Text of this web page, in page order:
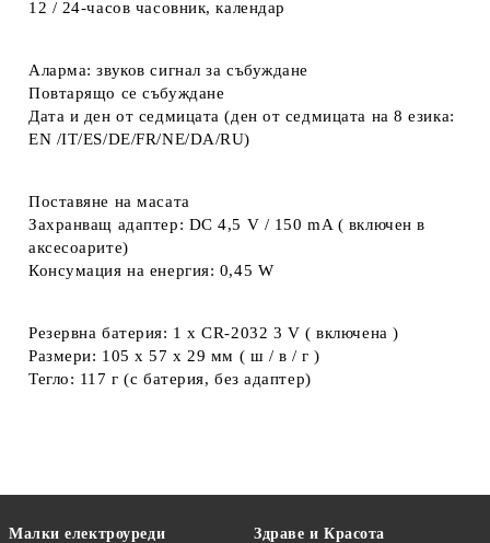
12 / 24-часов часовник, календар
Аларма: звуков сигнал за събуждане
Повтарящо се събуждане
Дата и ден от седмицата (ден от седмицата на 8 езика:
EN /IT/ES/DE/FR/NE/DA/RU)
Поставяне на масата
Захранващ адаптер: DC 4,5 V / 150 mA ( включен в
аксесоарите)
Консумация на енергия: 0,45 W
Резервна батерия: 1 x CR-2032 3 V ( включена )
Размери: 105 x 57 x 29 мм ( ш / в / г )
Тегло: 117 г (с батерия, без адаптер)
Малки електроуреди Здраве и Красота